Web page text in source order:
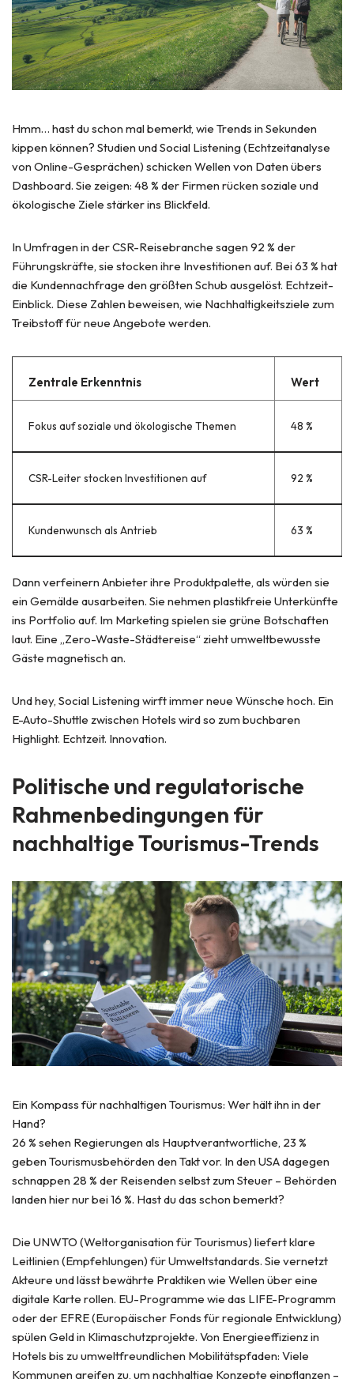
Hmm… hast du schon mal bemerkt, wie Trends in Sekunden
kippen können? Studien und Social Listening (Echtzeitanalyse
von Online-Gesprächen) schicken Wellen von Daten übers
Dashboard. Sie zeigen: 48 % der Firmen rücken soziale und
ökologische Ziele stärker ins Blickfeld.
In Umfragen in der CSR-Reisebranche sagen 92 % der
Führungskräfte, sie stocken ihre Investitionen auf. Bei 63 % hat
die Kundennachfrage den größten Schub ausgelöst. Echtzeit-
Einblick. Diese Zahlen beweisen, wie Nachhaltigkeitsziele zum
Treibstoff für neue Angebote werden.
Zentrale Erkenntnis Wert
Fokus auf soziale und ökologische Themen 48 %
CSR-Leiter stocken Investitionen auf 92 %
Kundenwunsch als Antrieb 63 %
Dann verfeinern Anbieter ihre Produktpalette, als würden sie
ein Gemälde ausarbeiten. Sie nehmen plastikfreie Unterkünfte
ins Portfolio auf. Im Marketing spielen sie grüne Botschaften
laut. Eine „Zero-Waste-Städtereise“ zieht umweltbewusste
Gäste magnetisch an.
Und hey, Social Listening wirft immer neue Wünsche hoch. Ein
E-Auto-Shuttle zwischen Hotels wird so zum buchbaren
Highlight. Echtzeit. Innovation.
Politische und regulatorische
Rahmenbedingungen für
nachhaltige Tourismus-Trends
Ein Kompass für nachhaltigen Tourismus: Wer hält ihn in der
Hand?
26 % sehen Regierungen als Hauptverantwortliche, 23 %
geben Tourismusbehörden den Takt vor. In den USA dagegen
schnappen 28 % der Reisenden selbst zum Steuer – Behörden
landen hier nur bei 16 %. Hast du das schon bemerkt?
Die UNWTO (Weltorganisation für Tourismus) liefert klare
Leitlinien (Empfehlungen) für Umweltstandards. Sie vernetzt
Akteure und lässt bewährte Praktiken wie Wellen über eine
digitale Karte rollen. EU-Programme wie das LIFE-Programm
oder der EFRE (Europäischer Fonds für regionale Entwicklung)
spülen Geld in Klimaschutzprojekte. Von Energieeffizienz in
Hotels bis zu umweltfreundlichen Mobilitätspfaden: Viele
Kommunen greifen zu, um nachhaltige Konzepte einpflanzen –